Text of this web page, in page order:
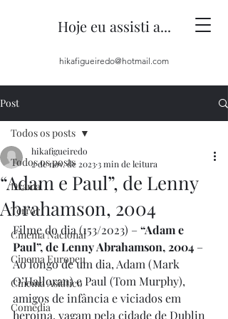
Hoje eu assisti a...
hikafigueiredo@hotmail.com
Post
Todos os posts
Drama
Terror
Cinema Nacional
Cinema Europeu
Cinema Asiático
Comédia
Todos os posts
“Adam e Paul”, de Lenny
Abrahamson, 2004
hikafigueiredo
2 de nov. de 20233 min de leitura
Filme do dia (153/2023) – “Adam e
Paul”, de Lenny Abrahamson, 2004 –
Ao longo de um dia, Adam (Mark
O’Halloran) e Paul (Tom Murphy),
amigos de infância e viciados em
heroína, vagam pela cidade de Dublin